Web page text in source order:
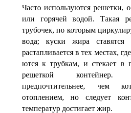
Часто используются решетки,
или горячей водой. Такая
трубочек, по которым
вода; куски жира
растапливается в тех местах,
ются к трубкам, и стекает в
решеткой
предпочтительнее, чем
отоплением, но следует
температур достигает жир.